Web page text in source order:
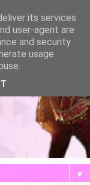
▼
its services
user-agent are
and security
usage